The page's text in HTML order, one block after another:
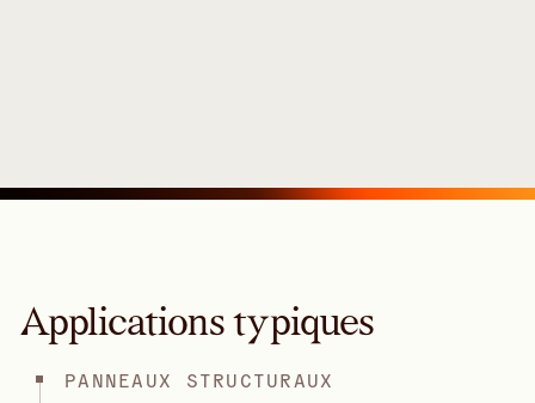
Applications typiques
PANNEAUX STRUCTURAUX